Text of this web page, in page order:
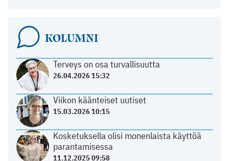
KOLUMNI
Terveys on osa turvallisuutta
26.04.2026 15:32
Viikon käänteiset uutiset
15.03.2026 10:15
Kosketuksella olisi monenlaista käyttöä
parantamisessa
11.12.2025 09:58